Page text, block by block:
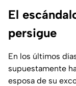
El
persigue
En los últimos
supuestamente
esposa de su